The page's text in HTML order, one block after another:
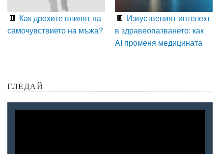
Как дрехите влияят на
самочувствието на мъжа?
Изкуственият интелект
в здравеопазването: как
AI променя медицината
ГЛЕДАЙ